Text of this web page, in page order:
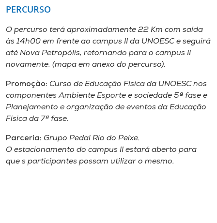
Museu
Selecione
PERCURSO
O percurso terá aproximadamente 22 Km com saída
às 14h00 em frente ao campus II da UNOESC e seguirá
até Nova Petropólis, retornando para o campus II
novamente, (mapa em anexo do percurso).
Promoção: Curso de Educação Física da UNOESC nos
componentes Ambiente Esporte e sociedade 5ª fase e
Planejamento e organização de eventos da Educação
Física da 7ª fase.
Parceria: Grupo Pedal Rio do Peixe.
O estacionamento do campus II estará aberto para
que s participantes possam utilizar o mesmo.